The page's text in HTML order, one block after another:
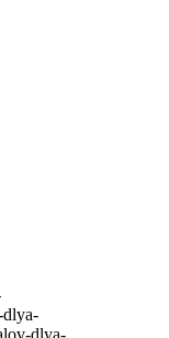
dlya-
dlya-